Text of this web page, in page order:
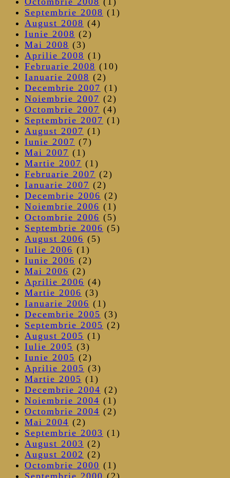
Septembrie 2008 (1)
August 2008 (4)
Iunie 2008 (2)
Mai 2008 (3)
Aprilie 2008 (1)
Februarie 2008 (10)
Ianuarie 2008 (2)
Decembrie 2007 (1)
Noiembrie 2007 (2)
Octombrie 2007 (4)
Septembrie 2007 (1)
August 2007 (1)
Iunie 2007 (7)
Mai 2007 (1)
Martie 2007 (1)
Februarie 2007 (2)
Ianuarie 2007 (2)
Decembrie 2006 (2)
Noiembrie 2006 (1)
Octombrie 2006 (5)
Septembrie 2006 (5)
August 2006 (5)
Iulie 2006 (1)
Iunie 2006 (2)
Mai 2006 (2)
Aprilie 2006 (4)
Martie 2006 (3)
Ianuarie 2006 (1)
Decembrie 2005 (3)
Septembrie 2005 (2)
August 2005 (1)
Iulie 2005 (3)
Iunie 2005 (2)
Aprilie 2005 (3)
Martie 2005 (1)
Decembrie 2004 (2)
Noiembrie 2004 (1)
Octombrie 2004 (2)
Mai 2004 (2)
Septembrie 2003 (1)
August 2003 (2)
August 2002 (2)
Octombrie 2000 (1)
Septembrie 2000 (2)